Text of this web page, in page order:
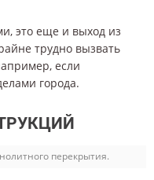
это еще и выход из
трудно вызвать
если
города.
перекрытия.